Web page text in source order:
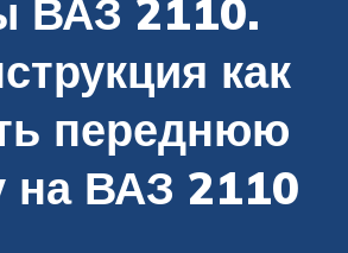
ВАЗ 2110.
как
переднюю
на ВАЗ 2110